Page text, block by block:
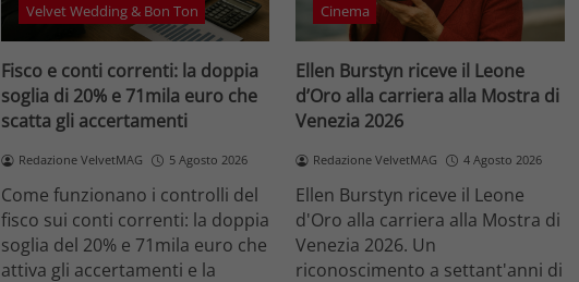
Velvet Wedding & Bon Ton
Fisco e conti correnti: la doppia
soglia di 20% e 71mila euro che
scatta gli accertamenti
Redazione VelvetMAG 5 Agosto 2026
Come funzionano i controlli del
fisco sui conti correnti: la doppia
soglia del 20% e 71mila euro che
attiva gli accertamenti e la
Cinema
Ellen Burstyn riceve il Leone
d’Oro alla carriera alla Mostra di
Venezia 2026
Redazione VelvetMAG 4 Agosto 2026
Ellen Burstyn riceve il Leone
d'Oro alla carriera alla Mostra di
Venezia 2026. Un
riconoscimento a settant'anni di